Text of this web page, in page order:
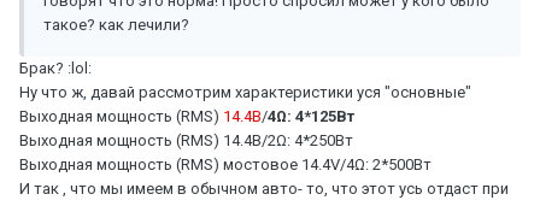
такое? как лечили?
Брак? :lol:
Ну что ж, давай рассмотрим характеристики уся "основные"
Выходная мощность (RMS) 14.4В/4Ω: 4*125Вт
Выходная мощность (RMS) 14.4В/2Ω: 4*250Вт
Выходная мощность (RMS) мостовое 14.4V/4Ω: 2*500Вт
И так , что мы имеем в обычном авто- то, что этот усь отдаст при